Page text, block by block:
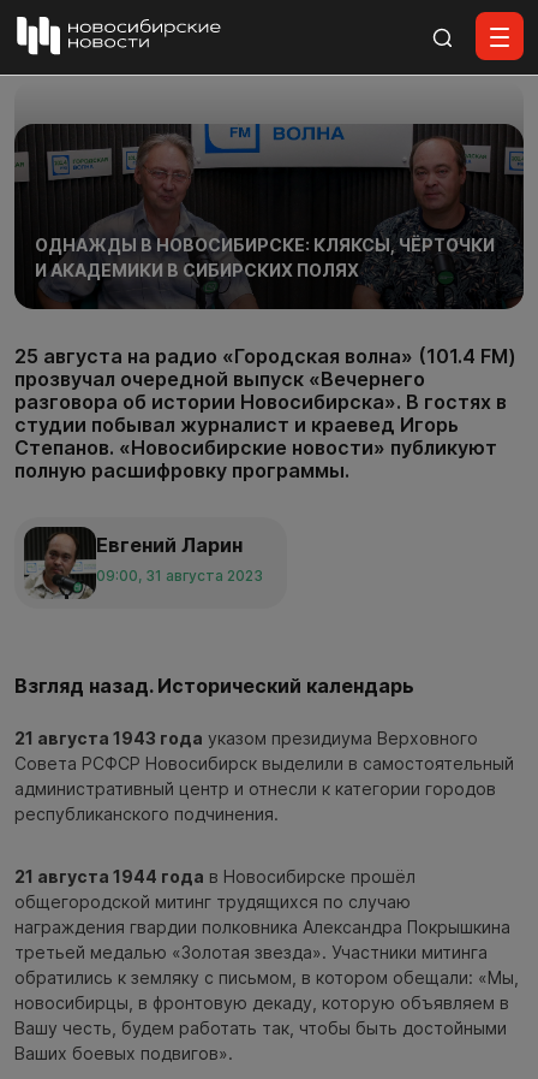
ОДНАЖДЫ В НОВОСИБИРСКЕ: КЛЯКСЫ, ЧЁРТОЧКИ
И АКАДЕМИКИ В СИБИРСКИХ ПОЛЯХ
25 августа на радио «Городская волна» (101.4 FM)
прозвучал очередной выпуск «Вечернего
разговора об истории Новосибирска». В гостях в
студии побывал журналист и краевед Игорь
Степанов. «Новосибирские новости» публикуют
полную расшифровку программы.
Евгений Ларин
09:00, 31 августа 2023
Взгляд назад. Исторический календарь
21 августа 1943 года указом президиума Верховного
Совета РСФСР Новосибирск выделили в самостоятельный
административный центр и отнесли к категории городов
республиканского подчинения.
21 августа 1944 года в Новосибирске прошёл
общегородской митинг трудящихся по случаю
награждения гвардии полковника Александра Покрышкина
третьей медалью «Золотая звезда». Участники митинга
обратились к земляку с письмом, в котором обещали: «Мы,
новосибирцы, в фронтовую декаду, которую объявляем в
Вашу честь, будем работать так, чтобы быть достойными
Ваших боевых подвигов».